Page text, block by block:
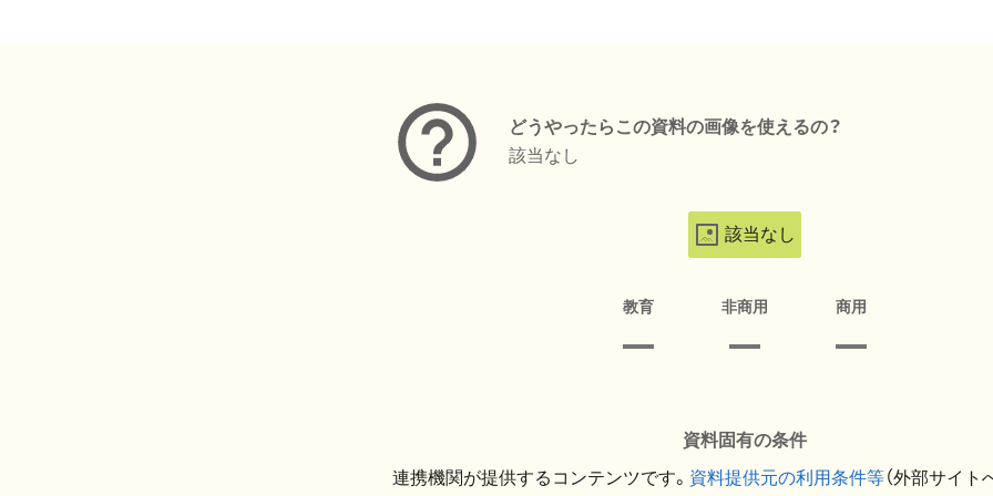
どうやったらこの資料の画像を使えるの？
該当なし
該当なし
教育 非商用 商用
資料固有の条件
連携機関が提供するコンテンツです。 資料提供元の利用条件等（外部サイト